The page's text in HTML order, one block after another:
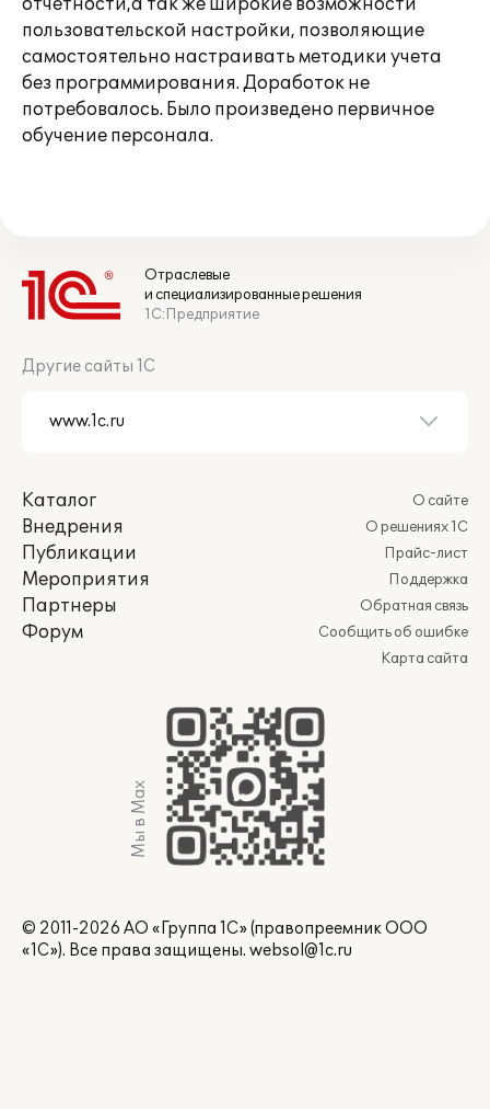
отчетности,а так же широкие возможности
пользовательской настройки, позволяющие
самостоятельно настраивать методики учета
без программирования. Доработок не
потребовалось. Было произведено первичное
обучение персонала.
Отраслевые
и специализированные решения
1С:Предприятие
Другие сайты 1С
Каталог
Внедрения
Публикации
Мероприятия
Партнеры
Форум
О сайте
О решениях 1С
Прайс-лист
Поддержка
Обратная связь
Сообщить об ошибке
Карта сайта
Мы в Max
© 2011-2026 АО «Группа 1С» (правопреемник ООО
«1С»). Все права защищены. websol@1c.ru